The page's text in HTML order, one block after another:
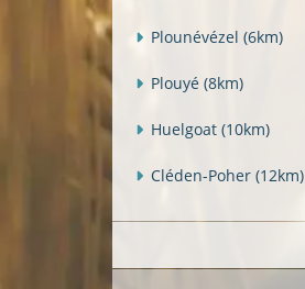
Plounévézel (6km)
Plouyé (8km)
Huelgoat (10km)
Cléden-Poher (12km)